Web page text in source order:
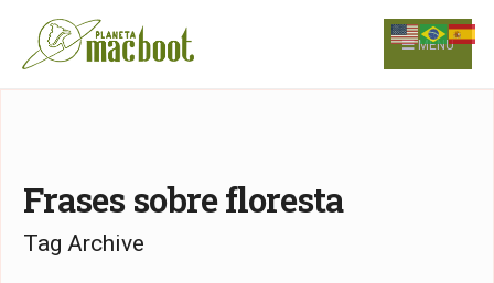
Skip
to
MENU
Frases sobre floresta
Tag Archive